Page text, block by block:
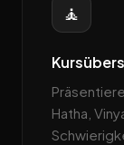
🧘
Hatha,